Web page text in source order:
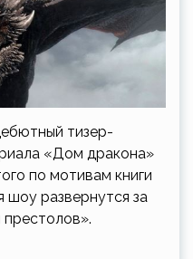
тизер-
«Дом дракона»
по мотивам книги
шоу развернутся за